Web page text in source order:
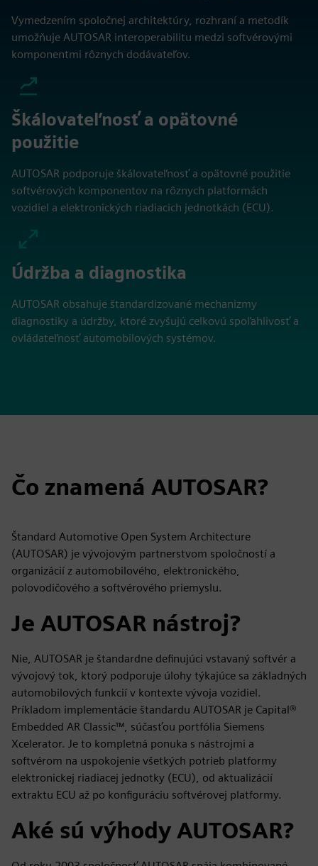
Vymedzením spoločnej architektúry, rozhraní a metodík
umožňuje AUTOSAR interoperabilitu medzi softvérovými
komponentmi rôznych dodávateľov.
Škálovateľnosť a opätovné
použitie
AUTOSAR podporuje škálovateľnosť a opätovné použitie
softvérových komponentov na rôznych platformách
vozidiel a elektronických riadiacich jednotkách (ECU).
Údržba a diagnostika
AUTOSAR obsahuje štandardizované mechanizmy
diagnostiky a údržby, ktoré zvyšujú celkovú spoľahlivosť a
ovládateľnosť automobilových systémov.
Čo znamená AUTOSAR?
Štandard Automotive Open System Architecture
(AUTOSAR) je vývojovým partnerstvom spoločností a
organizácií z automobilového, elektronického,
polovodičového a softvérového priemyslu.
Je AUTOSAR nástroj?
Nie, AUTOSAR je štandardne definujúci vstavaný softvér a
vývojový tok, ktorý podporuje úlohy týkajúce sa základných
automobilových funkcií v kontexte vývoja vozidiel.
Príkladom implementácie štandardu AUTOSAR je Capital®
Embedded AR Classic™, súčasťou portfólia Siemens
Xcelerator. Je to kompletná ponuka s nástrojmi a
softvérom na uspokojenie všetkých potrieb platformy
elektronickej riadiacej jednotky (ECU), od aktualizácií
extraktu ECU až po konfiguráciu softvérovej platformy.
Aké sú výhody AUTOSAR?